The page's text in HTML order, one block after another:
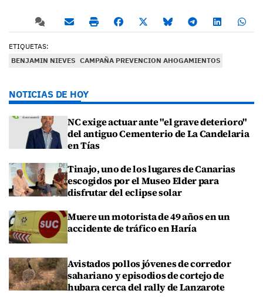
ETIQUETAS:
BENJAMIN NIEVES CAMPAÑA PREVENCION AHOGAMIENTOS
NOTICIAS DE HOY
NC exige actuar ante "el grave deterioro"
del antiguo Cementerio de La Candelaria
en Tías
Tinajo, uno de los lugares de Canarias
escogidos por el Museo Elder para
disfrutar del eclipse solar
Muere un motorista de 49 años en un
accidente de tráfico en Haría
Avistados pollos jóvenes de corredor
sahariano y episodios de cortejo de
hubara cerca del rally de Lanzarote